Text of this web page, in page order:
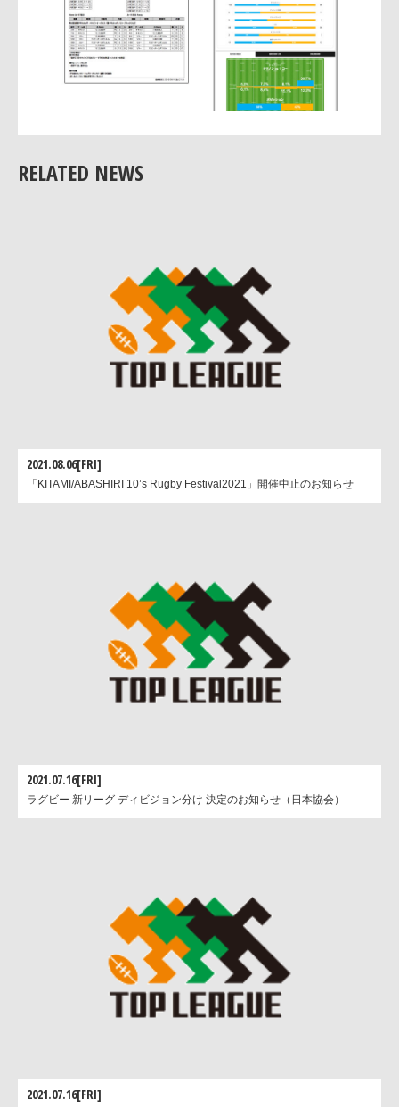
RELATED NEWS
2021.08.06[FRI]
「KITAMI/ABASHIRI 10’s Rugby Festival2021」開催中止のお知らせ
2021.07.16[FRI]
ラグビー 新リーグ ディビジョン分け 決定のお知らせ（日本協会）
2021.07.16[FRI]